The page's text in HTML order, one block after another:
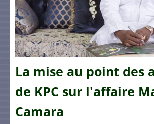
La mise au point des
de KPC sur l'affaire
Camara